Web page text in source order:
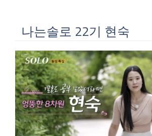
나는솔로 22기 현숙